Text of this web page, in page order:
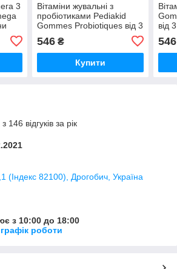
3
Вітаміни жувальні з
пробіотиками Pediakid
Gommes Probiotiques від 3
років 60 шт Дитячі вітаміни
жувальні
546₴
Купити
від
546
146 відгуків за рік
(Індекс 82100), Дрогобич, Україна
з 10:00 до 18:00
роботи